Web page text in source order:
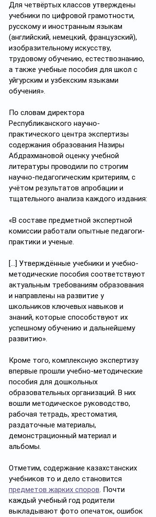
Для четвёртых классов утверждены
учебники по цифровой грамотности,
русскому и иностранным языкам
(английский, немецкий, французский),
изобразительному искусству,
трудовому обучению, естествознанию,
а также учебные пособия для школ с
уйгурским и узбекским языками
обучения».
По словам директора
Республиканского научно-
практического центра экспертизы
содержания образования Назиры
Абдрахмановой оценку учебной
литературы проводили по строгим
научно-педагогическим критериям, с
учётом результатов апробации и
тщательного анализа каждого издания:
«В составе предметной экспертной
комиссии работали опытные педагоги-
практики и ученые.
[…] Утверждённые учебники и учебно-
методические пособия соответствуют
актуальным требованиям образования
и направлены на развитие у
школьников ключевых навыков и
знаний, которые способствуют их
успешному обучению и дальнейшему
развитию».
Кроме того, комплексную экспертизу
впервые прошли учебно-методические
пособия для дошкольных
образовательных организаций. В них
вошли методическое руководство,
рабочая тетрадь, хрестоматия,
раздаточные материалы,
демонстрационный материал и
альбомы.
Отметим, содержание казахстанских
учебников то и дело становится
предметов жарких споров. Почти
каждый учебный год родители
выкладывают фото опечаток, ошибок